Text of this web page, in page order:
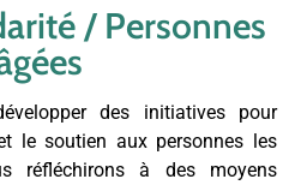
/ Personnes
des initiatives pour
le soutien aux personnes les
réfléchirons à des moyens